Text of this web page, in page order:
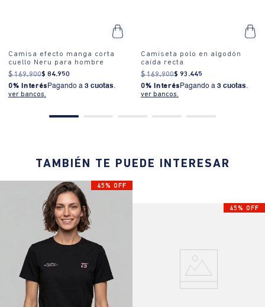
Camisa efecto manga corta
cuello Neru para hombre
$ 169.900$ 84.950
0% Interés Pagando a 3 cuotas.
ver bancos.
Camiseta polo en algodón
caída recta
$ 169.900$ 93 .445
0% Interés Pagando a 3 cuotas.
ver bancos.
TAMBIÉN TE PUEDE INTERESAR
45% OFF
45% OFF